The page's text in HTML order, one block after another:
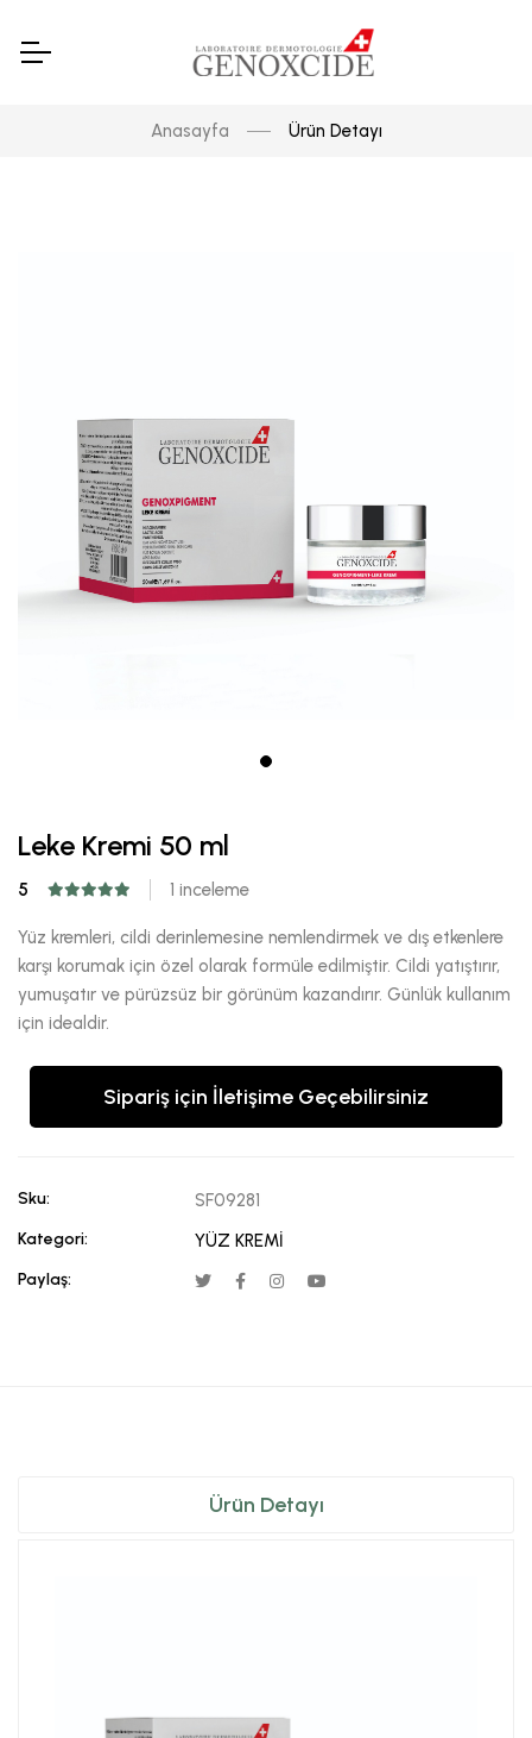
Anasayfa Ürün Detayı
Leke Kremi 50 ml
5 1 inceleme
Yüz kremleri, cildi derinlemesine nemlendirmek ve dış etkenlere
karşı korumak için özel olarak formüle edilmiştir. Cildi yatıştırır,
yumuşatır ve pürüzsüz bir görünüm kazandırır. Günlük kullanım
için idealdir.
Sipariş için İletişime Geçebilirsiniz
Sku: SF09281
Kategori: YÜZ KREMİ
Paylaş:
Ürün Detayı